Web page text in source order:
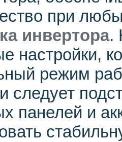
при
инвертора.
настройки,
режим
следует
панелей и